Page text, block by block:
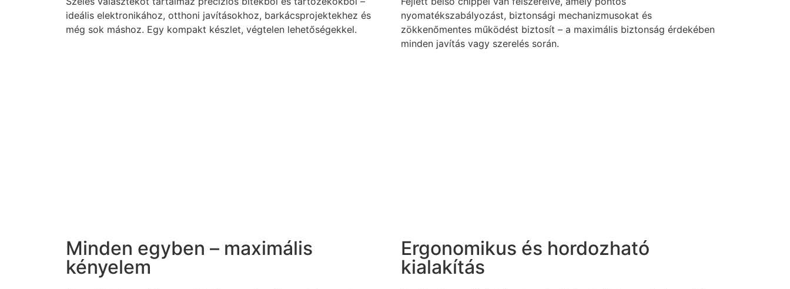
ideális elektronikához, otthoni javításokhoz, barkácsprojektekhez és
még sok máshoz. Egy kompakt készlet, végtelen lehetőségekkel.
nyomatékszabályozást, biztonsági mechanizmusokat és
zökkenőmentes működést biztosít – a maximális biztonság érdekében
minden javítás vagy szerelés során.
Minden egyben – maximális
kényelem
Ergonomikus és hordozható
kialakítás